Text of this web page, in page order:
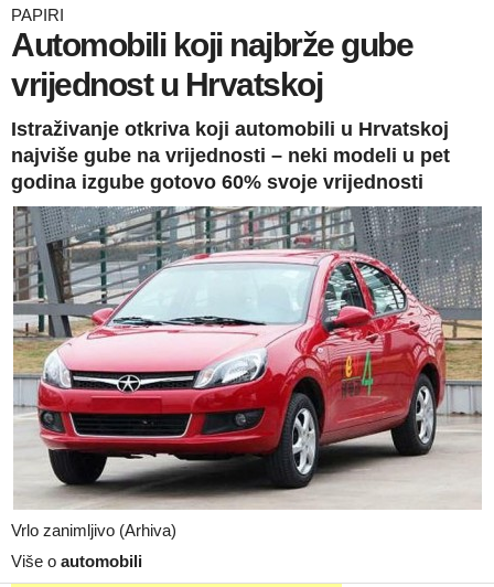
PAPIRI
Automobili koji najbrže gube
vrijednost u Hrvatskoj
Istraživanje otkriva koji automobili u Hrvatskoj
najviše gube na vrijednosti – neki modeli u pet
godina izgube gotovo 60% svoje vrijednosti
Vrlo zanimljivo (Arhiva)
Više o automobili